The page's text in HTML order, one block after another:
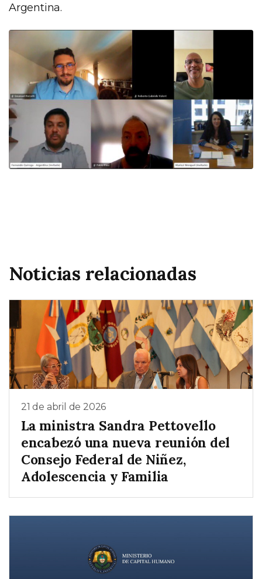
Argentina.
Noticias relacionadas
21 de abril de 2026
La ministra Sandra Pettovello
encabezó una nueva reunión del
Consejo Federal de Niñez,
Adolescencia y Familia